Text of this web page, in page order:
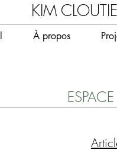
KIM
À propos